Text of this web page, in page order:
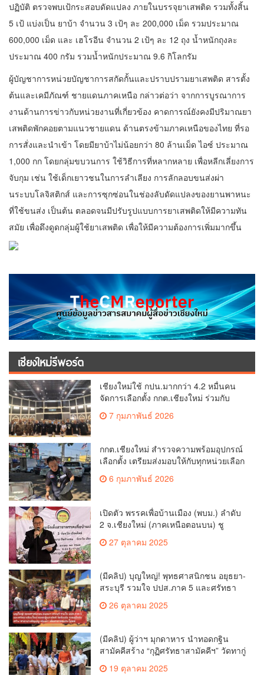
ปฏิบัติ ตรวจพบเป้กระสอบดัดแปลง ภายในบรรจุยาเสพติด รวมทั้งสิ้น
5 เป้ แบ่งเป็น ยาบ้า จำนวน 3 เป้ๆ ละ 200,000 เม็ด รวมประมาณ
600,000 เม็ด และ เฮโรอีน จำนวน 2 เป้ๆ ละ 12 ถุง น้ำหนักถุงละ
ประมาณ 400 กรัม รวมน้ำหนักประมาณ 9.6 กิโลกรัม
ผู้บัญชาการหน่วยบัญชาการสกัดกั้นและปราบปรามยาเสพติด สารตั้ง
ต้นและเคมีภัณฑ์ ชายแดนภาคเหนือ กล่าวต่อว่า จากการบูรณาการ
งานด้านการข่าวกับหน่วยงานที่เกี่ยวข้อง คาดการณ์ยังคงมีปริมาณยา
เสพติดพักคอยตามแนวชายแดน ด้านตรงข้ามภาคเหนือของไทย ที่รอ
การสั่งและนำเข้า โดยมียาบ้าไม่น้อยกว่า 80 ล้านเม็ด ไอซ์ ประมาณ
1,000 กก โดยกลุ่มขบวนการ ใช้วิธีการที่หลากหลาย เพื่อหลีกเลี่ยงการ
จับกุม เช่น ใช้เด็กเยาวชนในการลำเลียง การลักลอบขนส่งผ่า
นระบบโลจิสติกส์ และการซุกซ่อนในช่องลับดัดแปลงของยานพาหนะ
ที่ใช้ขนส่ง เป็นต้น ตลอดจนมีปรับรูปแบบการยาเสพติดให้มีความทัน
สมัย เพื่อดึงดูดกลุ่มผู้ใช้ยาเสพติด เพื่อให้มีความต้องการเพิ่มมากขึ้น
เชียงใหม่รีพอร์ต
เชียงใหม่ใช้ กปน.มากกว่า 4.2 หมื่นคน
จัดการเลือกตั้ง กกต.เชียงใหม่ ร่วมกับ
นายอำเภอหางดง ตรวจความเรียบร้อย
การมอบอุปกรณ์ บัตรเลือกตั้ง/ออกเสียง
7 กุมภาพันธ์ 2026
กกต.เชียงใหม่ สำรวจความพร้อมอุปกรณ์
เลือกตั้ง เตรียมส่งมอบให้กับทุกหน่วยเลือก
ตั้งในวันพรุ่งนี้
6 กุมภาพันธ์ 2026
เปิดตัว พรรคเพื่อบ้านเมือง (พบม.) ลำดับ
2 จ.เชียงใหม่ (ภาคเหนือตอนบน) ชู
เกษตรกร สร้างสวัสดิการ-อาชีพที่มั่นคง
เผาทำลายยาเสพติดทิ้งทันทีหากจับได้
27 ตุลาคม 2025
(มีคลิป) บุญใหญ่! พุทธศาสนิกชน อยุธยา-
สระบุรี รวมใจ ปปส.ภาค 5 และศรัทธา
26 ตุลาคม 2025
(มีคลิป) ผู้ว่าฯ มุกดาหาร นำทอดกฐิน
สามัคคีสร้าง “กุฏิศรัทธาสามัคคีฯ” วัดทากู่
แก้วลำพูน ยอดปัจจัย 5 แสนกว่าบาท
19 ตุลาคม 2025